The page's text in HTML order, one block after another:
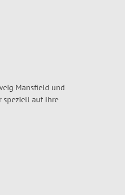
Mansfield und
speziell auf Ihre